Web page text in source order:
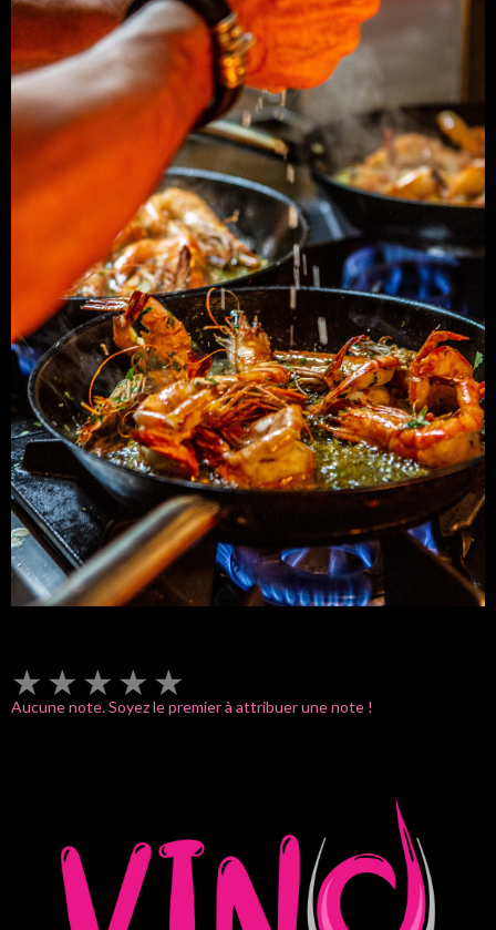
★ ★ ★ ★ ★
Aucune note. Soyez le premier à attribuer une note !